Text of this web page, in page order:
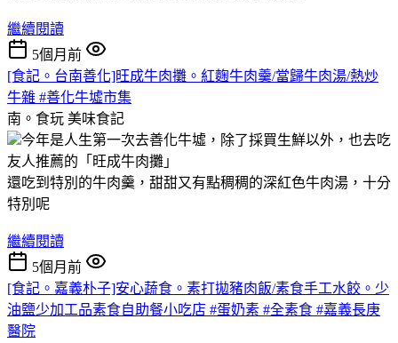
繼續閱讀
5個月前
[食記。台南善化]旺成牛肉攤。紅麴牛肉羹/當歸牛肉湯/熱炒
牛雜 #善化牛墟市集
南。食玩 美味食記
今年是人生第一次去善化牛墟，除了採買生鮮以外，也去吃
友人推薦的「旺成牛肉攤」
還吃到特別的牛肉羹，甜甜又有點稠稠的深紅色牛肉湯，十分
特別呢
繼續閱讀
5個月前
[食記。嘉義朴子]安心蔬食。素打拋豬肉飯/素食手工水餃。少
油鹽少加工品素食自助餐小吃店 #蛋奶素 #全素食 #嘉義長庚
醫院